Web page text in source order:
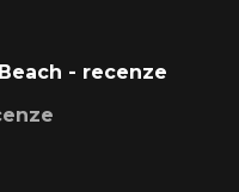
- recenze